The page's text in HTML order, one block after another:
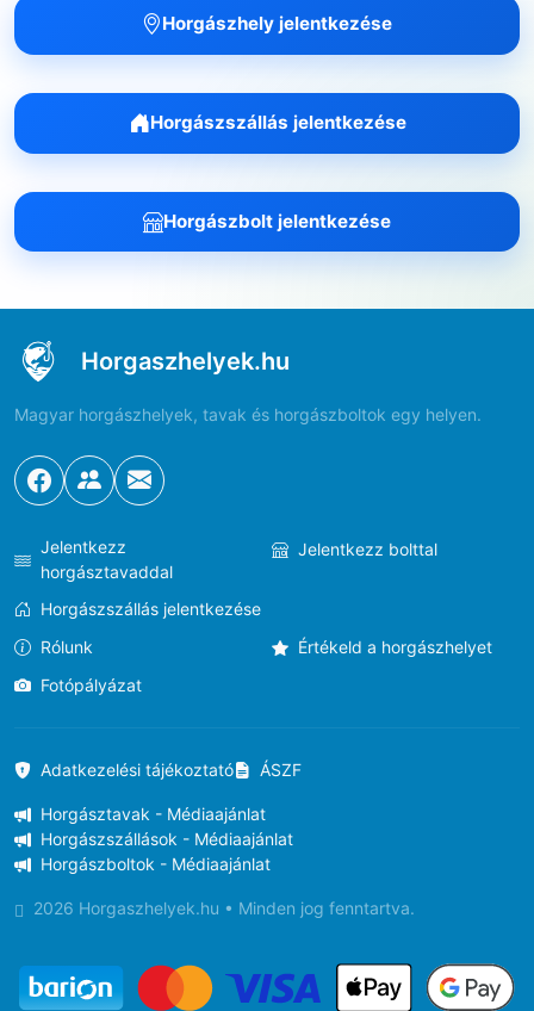
Horgászhely jelentkezése
Horgászszállás jelentkezése
Horgászbolt jelentkezése
Horgaszhelyek.hu
Magyar horgászhelyek, tavak és horgászboltok egy helyen.
Jelentkezz
horgásztavaddal
Jelentkezz bolttal
Horgászszállás jelentkezése
Rólunk
Értékeld a horgászhelyet
Fotópályázat
Adatkezelési tájékoztató ÁSZF
Horgásztavak - Médiaajánlat
Horgászszállások - Médiaajánlat
Horgászboltok - Médiaajánlat
2026 Horgaszhelyek.hu • Minden jog fenntartva.